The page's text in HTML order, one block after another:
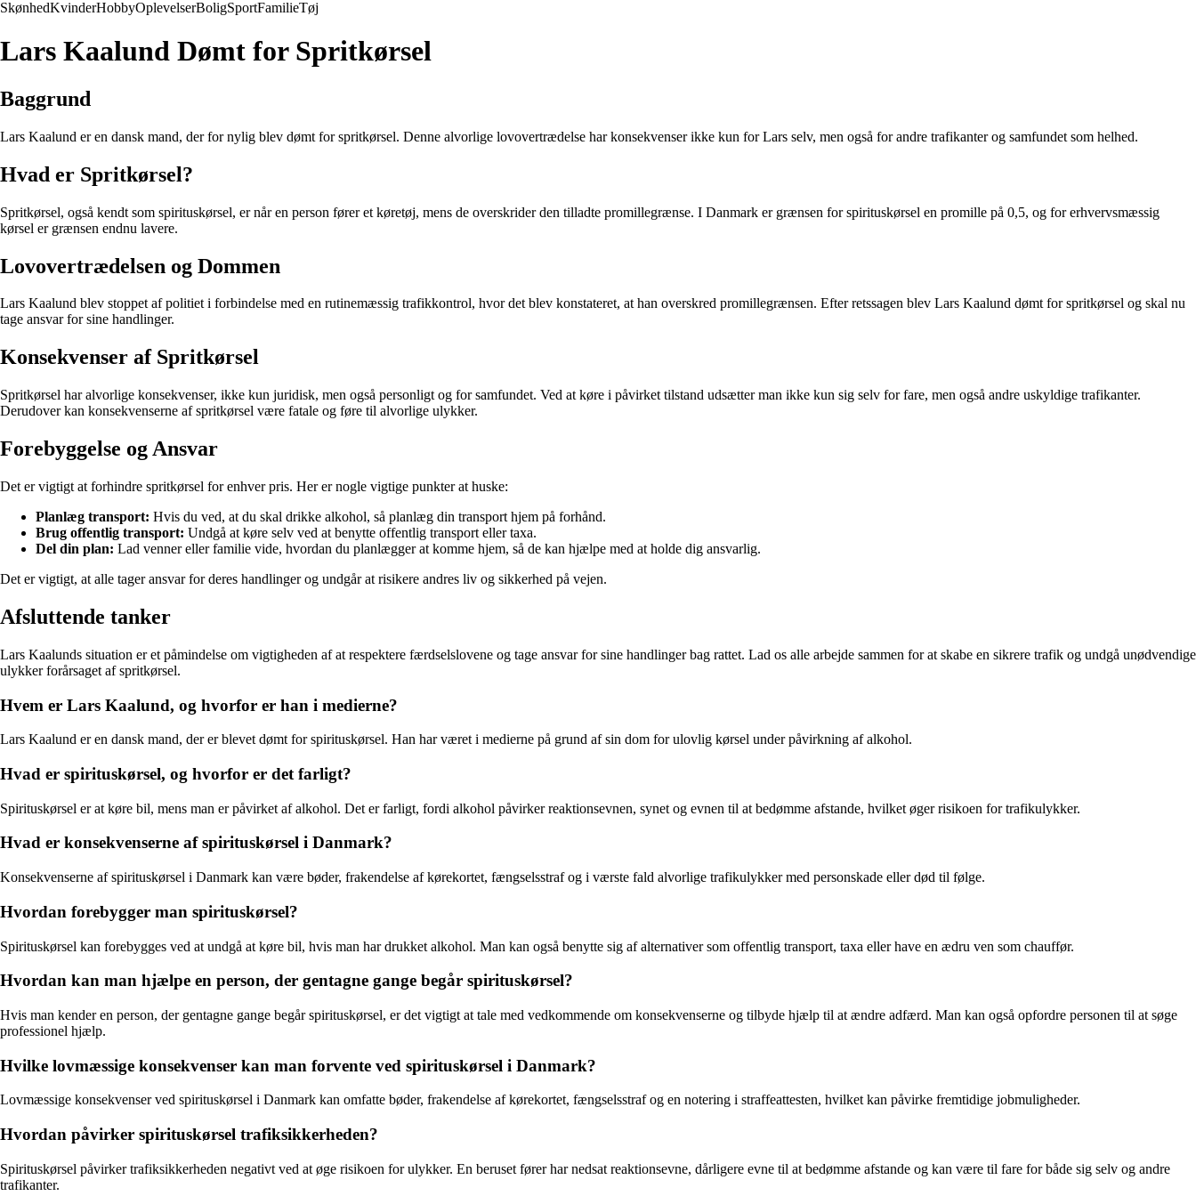
SkønhedKvinderHobbyOplevelserBoligSportFamilieTøj
Lars Kaalund Dømt for Spritkørsel
Baggrund
Lars Kaalund er en dansk mand, der for nylig blev dømt for spritkørsel. Denne alvorlige lovovertrædelse har konsekvenser ikke kun for Lars selv, men også for andre trafikanter og samfundet som helhed.
Hvad er Spritkørsel?
Spritkørsel, også kendt som spirituskørsel, er når en person fører et køretøj, mens de overskrider den tilladte promillegrænse. I Danmark er grænsen for spirituskørsel en promille på 0,5, og for erhvervsmæssig
kørsel er grænsen endnu lavere.
Lovovertrædelsen og Dommen
Lars Kaalund blev stoppet af politiet i forbindelse med en rutinemæssig trafikkontrol, hvor det blev konstateret, at han overskred promillegrænsen. Efter retssagen blev Lars Kaalund dømt for spritkørsel og skal nu
tage ansvar for sine handlinger.
Konsekvenser af Spritkørsel
Spritkørsel har alvorlige konsekvenser, ikke kun juridisk, men også personligt og for samfundet. Ved at køre i påvirket tilstand udsætter man ikke kun sig selv for fare, men også andre uskyldige trafikanter.
Derudover kan konsekvenserne af spritkørsel være fatale og føre til alvorlige ulykker.
Forebyggelse og Ansvar
Det er vigtigt at forhindre spritkørsel for enhver pris. Her er nogle vigtige punkter at huske:
Planlæg transport: Hvis du ved, at du skal drikke alkohol, så planlæg din transport hjem på forhånd.
Brug offentlig transport: Undgå at køre selv ved at benytte offentlig transport eller taxa.
Del din plan: Lad venner eller familie vide, hvordan du planlægger at komme hjem, så de kan hjælpe med at holde dig ansvarlig.
Det er vigtigt, at alle tager ansvar for deres handlinger og undgår at risikere andres liv og sikkerhed på vejen.
Afsluttende tanker
Lars Kaalunds situation er et påmindelse om vigtigheden af at respektere færdselslovene og tage ansvar for sine handlinger bag rattet. Lad os alle arbejde sammen for at skabe en sikrere trafik og undgå unødvendige
ulykker forårsaget af spritkørsel.
Hvem er Lars Kaalund, og hvorfor er han i medierne?
Lars Kaalund er en dansk mand, der er blevet dømt for spirituskørsel. Han har været i medierne på grund af sin dom for ulovlig kørsel under påvirkning af alkohol.
Hvad er spirituskørsel, og hvorfor er det farligt?
Spirituskørsel er at køre bil, mens man er påvirket af alkohol. Det er farligt, fordi alkohol påvirker reaktionsevnen, synet og evnen til at bedømme afstande, hvilket øger risikoen for trafikulykker.
Hvad er konsekvenserne af spirituskørsel i Danmark?
Konsekvenserne af spirituskørsel i Danmark kan være bøder, frakendelse af kørekortet, fængselsstraf og i værste fald alvorlige trafikulykker med personskade eller død til følge.
Hvordan forebygger man spirituskørsel?
Spirituskørsel kan forebygges ved at undgå at køre bil, hvis man har drukket alkohol. Man kan også benytte sig af alternativer som offentlig transport, taxa eller have en ædru ven som chauffør.
Hvordan kan man hjælpe en person, der gentagne gange begår spirituskørsel?
Hvis man kender en person, der gentagne gange begår spirituskørsel, er det vigtigt at tale med vedkommende om konsekvenserne og tilbyde hjælp til at ændre adfærd. Man kan også opfordre personen til at søge
professionel hjælp.
Hvilke lovmæssige konsekvenser kan man forvente ved spirituskørsel i Danmark?
Lovmæssige konsekvenser ved spirituskørsel i Danmark kan omfatte bøder, frakendelse af kørekortet, fængselsstraf og en notering i straffeattesten, hvilket kan påvirke fremtidige jobmuligheder.
Hvordan påvirker spirituskørsel trafiksikkerheden?
Spirituskørsel påvirker trafiksikkerheden negativt ved at øge risikoen for ulykker. En beruset fører har nedsat reaktionsevne, dårligere evne til at bedømme afstande og kan være til fare for både sig selv og andre
trafikanter.